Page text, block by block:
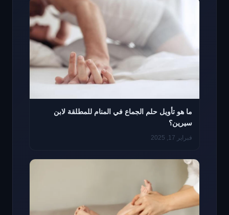
ما هو تأويل حلم الجماع في المنام للمطلقة لابن
سيرين؟
فبراير 17, 2025